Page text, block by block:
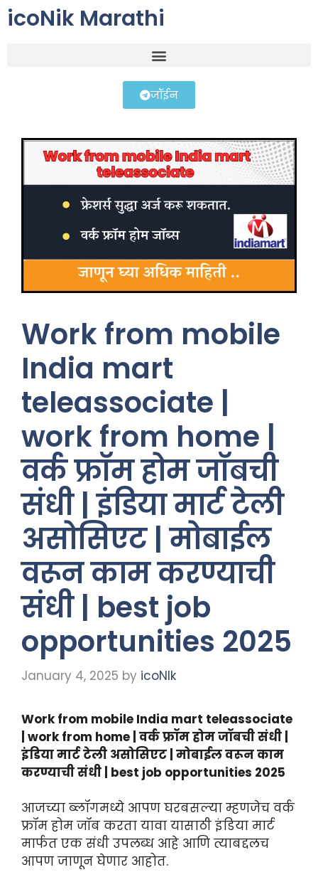
icoNik Marathi
जॉईन
Work from mobile
India mart
teleassociate |
work from home |
वर्क फ्रॉम होम जॉबची
संधी | इंडिया मार्ट टेली
असोसिएट | मोबाईल
वरून काम करण्याची
संधी | best job
opportunities 2025
January 4, 2025 by icoNIk
Work from mobile India mart teleassociate
| work from home | वर्क फ्रॉम होम जॉबची संधी |
इंडिया मार्ट टेली असोसिएट | मोबाईल वरून काम
करण्याची संधी | best job opportunities 2025
आजच्या ब्लॉगमध्ये आपण घरबसल्या म्हणजेच वर्क
फ्रॉम होम जॉब करता यावा यासाठी इंडिया मार्ट
मार्फत एक संधी उपलब्ध आहे आणि त्याबद्दलच
आपण जाणून घेणार आहोत.